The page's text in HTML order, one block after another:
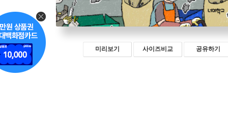
미리보기 사이즈비교 공유하기